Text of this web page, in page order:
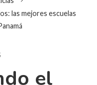
las mejores escuelas
el